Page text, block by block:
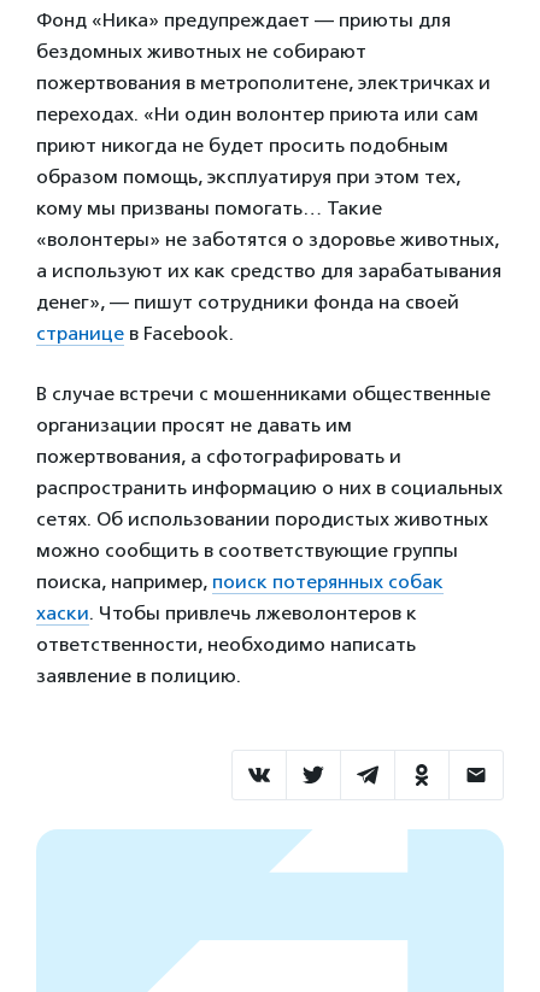
Фонд «Ника» предупреждает — приюты для
бездомных животных не собирают
пожертвования в метрополитене, электричках и
переходах. «Ни один волонтер приюта или сам
приют никогда не будет просить подобным
образом помощь, эксплуатируя при этом тех,
кому мы призваны помогать… Такие
«волонтеры» не заботятся о здоровье животных,
а используют их как средство для зарабатывания
денег», — пишут сотрудники фонда на своей
странице в Facebook.
В случае встречи с мошенниками общественные
организации просят не давать им
пожертвования, а сфотографировать и
распространить информацию о них в социальных
сетях. Об использовании породистых животных
можно сообщить в соответствующие группы
поиска, например, поиск потерянных собак
хаски. Чтобы привлечь лжеволонтеров к
ответственности, необходимо написать
заявление в полицию.